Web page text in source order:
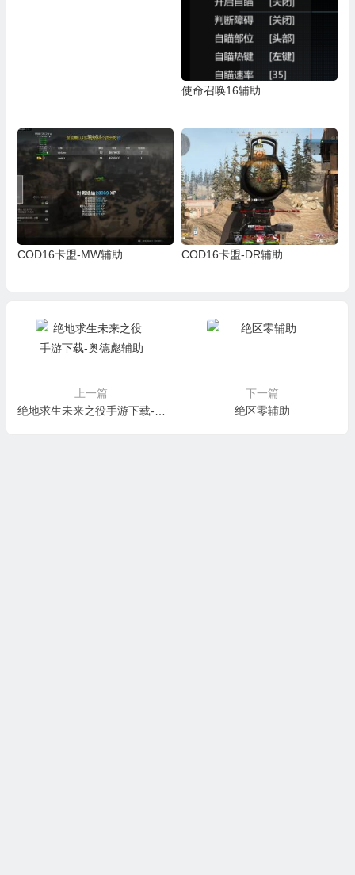
使命召唤16辅助
COD16卡盟-MW辅助 COD16卡盟-DR辅助
上一篇
绝地求生未来之役手游下载-奥德彪辅助
下一篇
绝区零辅助